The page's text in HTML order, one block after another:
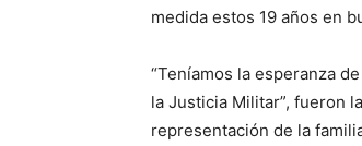
medida estos 19 años en
“Teníamos la esperanza
la Justicia Militar”, fueron
representación de la